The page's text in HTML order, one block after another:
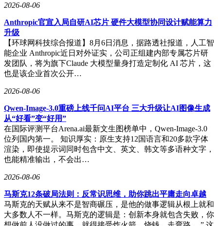
2026-08-06
Anthropic官宣入局自研AI芯片 硬件大模型协同设计赋能算力
升级
【环球网科技综合报道】8月6日消息，据路透社报道，人工智
能企业 Anthropic近日对外证实，公司正组建内部专属芯片研
发团队，将为旗下Claude 大模型量身打造定制化 AI 芯片，这
也是该企业首次公开…
2026-08-06
Qwen-Image-3.0重磅上线千问AI平台 三大升级让AI图像生成
从“好看”变“好用”
在国际评测平台Arena.ai最新文生图榜单中，Qwen-Image-3.0
位列国内第一。 知识厚实：原生支持12国语言和20多款字体
渲染，即使提示词同时包含中文、英文、韩文等多语种文字，
也能精准输出，不会出…
2026-08-06
马斯克12条破局法则：反常识思维，助你跳出平庸走向卓越
马斯克的天赋从来不是智商碾压，是他的做事逻辑从根上就和
大多数人不一样。马斯克的逻辑是：创新本身就包含失败，你